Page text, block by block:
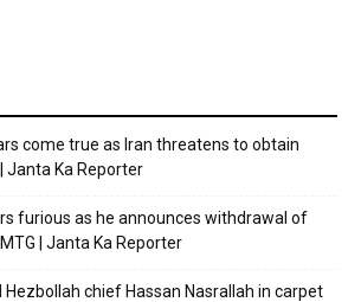
come true as Iran threatens to obtain
Janta Ka Reporter
furious as he announces withdrawal of
| Janta Ka Reporter
Hezbollah chief Hassan Nasrallah in carpet